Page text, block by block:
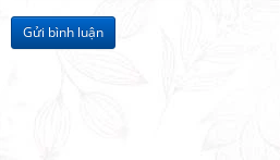
Gửi bình luận